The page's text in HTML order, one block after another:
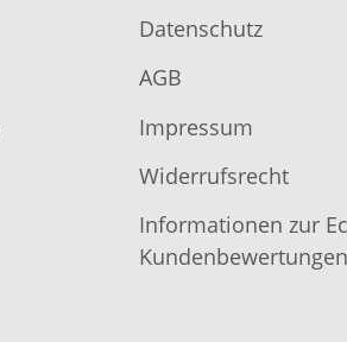
Datenschutz
AGB
Impressum
Widerrufsrecht
Informationen zur
Kundenbewertungen